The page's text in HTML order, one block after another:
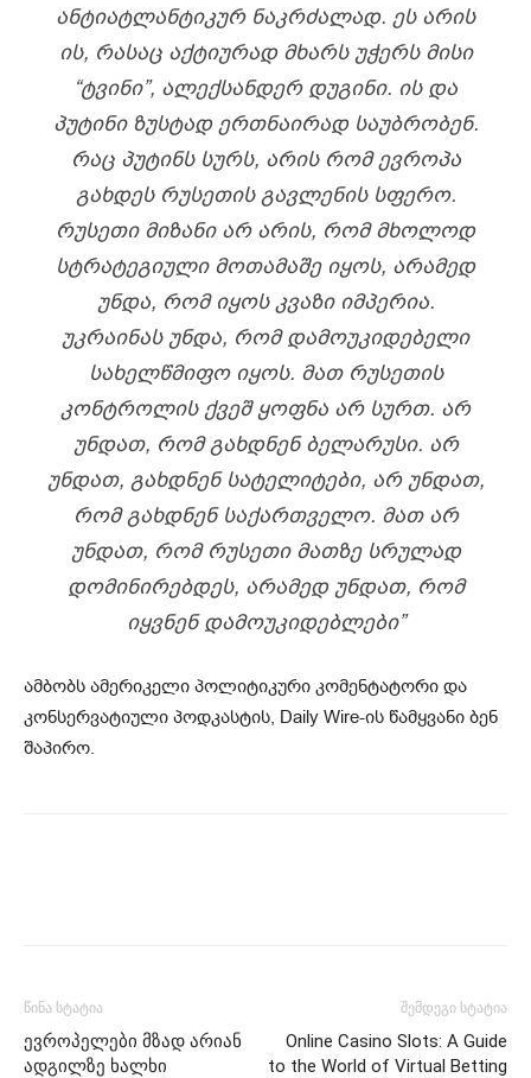
ᲐᲜᲢᲘᲐᲢᲚᲐᲜᲢᲘᲙᲣᲠ ᲜᲐᲙᲠᲫᲐᲚᲐᲓ. ᲔᲡ ᲐᲠᲘᲡ
ᲘᲡ, ᲠᲐᲡᲐᲪ ᲐᲥᲢᲘᲣᲠᲐᲓ ᲛᲮᲐᲠᲡ ᲣᲭᲔᲠᲡ ᲛᲘᲡᲘ
“ᲢᲕᲘᲜᲘ”, ᲐᲚᲔᲥᲡᲐᲜᲓᲔᲠ ᲓᲣᲒᲘᲜᲘ. ᲘᲡ ᲓᲐ
ᲞᲣᲢᲘᲜᲘ ᲖᲣᲡᲢᲐᲓ ᲔᲠᲗᲜᲐᲘᲠᲐᲓ ᲡᲐᲣᲑᲠᲝᲑᲔᲜ.
ᲠᲐᲪ ᲞᲣᲢᲘᲜᲡ ᲡᲣᲠᲡ, ᲐᲠᲘᲡ ᲠᲝᲛ ᲔᲕᲠᲝᲞᲐ
ᲒᲐᲮᲓᲔᲡ ᲠᲣᲡᲔᲗᲘᲡ ᲒᲐᲕᲚᲔᲜᲘᲡ ᲡᲤᲔᲠᲝ.
ᲠᲣᲡᲔᲗᲘ ᲛᲘᲖᲐᲜᲘ ᲐᲠ ᲐᲠᲘᲡ, ᲠᲝᲛ ᲛᲮᲝᲚᲝᲓ
ᲡᲢᲠᲐᲢᲔᲒᲘᲣᲚᲘ ᲛᲝᲗᲐᲛᲐᲨᲔ ᲘᲧᲝᲡ, ᲐᲠᲐᲛᲔᲓ
ᲣᲜᲓᲐ, ᲠᲝᲛ ᲘᲧᲝᲡ ᲙᲕᲐᲖᲘ ᲘᲛᲞᲔᲠᲘᲐ.
ᲣᲙᲠᲐᲘᲜᲐᲡ ᲣᲜᲓᲐ, ᲠᲝᲛ ᲓᲐᲛᲝᲣᲙᲘᲓᲔᲑᲔᲚᲘ
ᲡᲐᲮᲔᲚᲬᲛᲘᲤᲝ ᲘᲧᲝᲡ. ᲛᲐᲗ ᲠᲣᲡᲔᲗᲘᲡ
ᲙᲝᲜᲢᲠᲝᲚᲘᲡ ᲥᲕᲔᲨ ᲧᲝᲤᲜᲐ ᲐᲠ ᲡᲣᲠᲗ. ᲐᲠ
ᲣᲜᲓᲐᲗ, ᲠᲝᲛ ᲒᲐᲮᲓᲜᲔᲜ ᲑᲔᲚᲐᲠᲣᲡᲘ. ᲐᲠ
ᲣᲜᲓᲐᲗ, ᲒᲐᲮᲓᲜᲔᲜ ᲡᲐᲢᲔᲚᲘᲢᲔᲑᲘ, ᲐᲠ ᲣᲜᲓᲐᲗ,
ᲠᲝᲛ ᲒᲐᲮᲓᲜᲔᲜ ᲡᲐᲥᲐᲠᲗᲕᲔᲚᲝ. ᲛᲐᲗ ᲐᲠ
ᲣᲜᲓᲐᲗ, ᲠᲝᲛ ᲠᲣᲡᲔᲗᲘ ᲛᲐᲗᲖᲔ ᲡᲠᲣᲚᲐᲓ
ᲓᲝᲛᲘᲜᲘᲠᲔᲑᲓᲔᲡ, ᲐᲠᲐᲛᲔᲓ ᲣᲜᲓᲐᲗ, ᲠᲝᲛ
ᲘᲧᲕᲜᲔᲜ ᲓᲐᲛᲝᲣᲙᲘᲓᲔᲑᲚᲔᲑᲘ”
ამბობს ამერიკელი პოლიტიკური კომენტატორი და
კონსერვატიული პოდკასტის, Daily Wire-ის წამყვანი ბენ
შაპირო.
წინა სტატია
ევროპელები მზად არიან
ადგილზე ხალხი
შემდეგი სტატია
Online Casino Slots: A Guide
to the World of Virtual Betting